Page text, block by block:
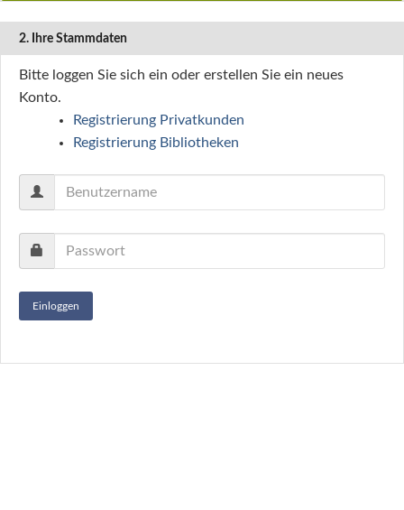
2. Ihre Stammdaten
Bitte loggen Sie sich ein oder erstellen Sie ein neues
Konto.
Registrierung Privatkunden
Registrierung Bibliotheken
Einloggen